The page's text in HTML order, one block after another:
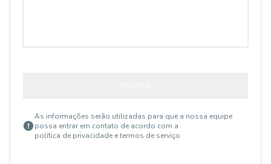
As informações serão utilizadas para que a nossa equipe
possa entrar em contato de acordo com a
política de privacidade e termos de serviço